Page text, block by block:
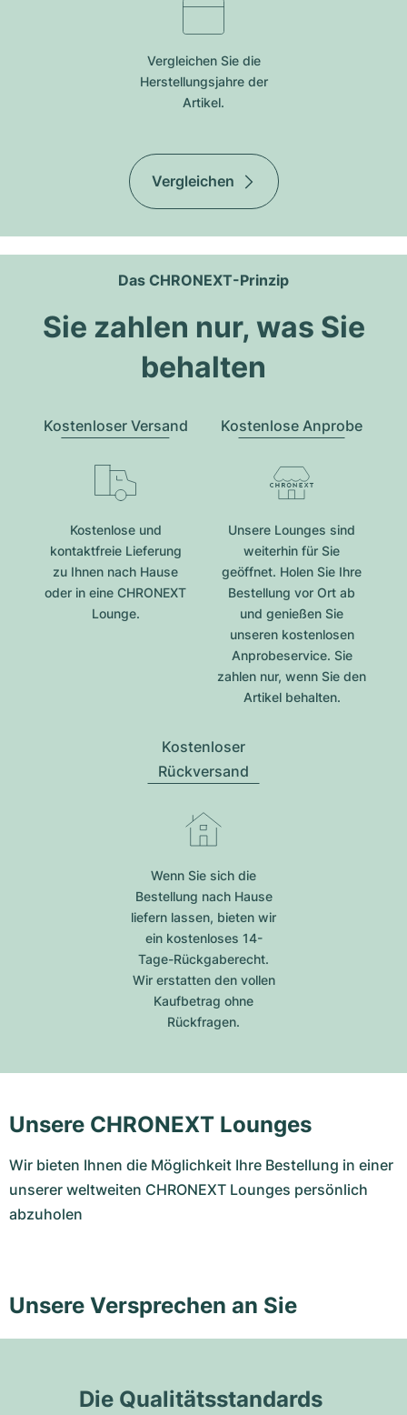
Vergleichen Sie die
Herstellungsjahre der
Artikel.
Vergleichen
Das CHRONEXT-Prinzip
Sie zahlen nur, was Sie
behalten
Kostenloser Versand
Kostenlose und
kontaktfreie Lieferung
zu Ihnen nach Hause
oder in eine CHRONEXT
Lounge.
Kostenlose Anprobe
Unsere Lounges sind
weiterhin für Sie
geöffnet. Holen Sie Ihre
Bestellung vor Ort ab
und genießen Sie
unseren kostenlosen
Anprobeservice. Sie
zahlen nur, wenn Sie den
Artikel behalten.
Kostenloser
Rückversand
Wenn Sie sich die
Bestellung nach Hause
liefern lassen, bieten wir
ein kostenloses 14-
Tage-Rückgaberecht.
Wir erstatten den vollen
Kaufbetrag ohne
Rückfragen.
Unsere CHRONEXT Lounges
Wir bieten Ihnen die Möglichkeit Ihre Bestellung in einer
unserer weltweiten CHRONEXT Lounges persönlich
abzuholen
Unsere Versprechen an Sie
Die Qualitätsstandards